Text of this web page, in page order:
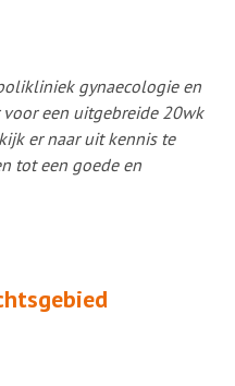
gynaecologie en
een uitgebreide 20wk
er naar uit kennis te
tot een goede en